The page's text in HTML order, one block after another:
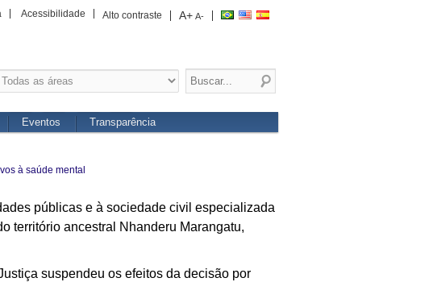
A+ A-
Alto contraste
Acessibilidade
Eventos Transparência
à saúde mental
públicas e à sociedade civil especializada
território ancestral Nhanderu Marangatu,
suspendeu os efeitos da decisão por